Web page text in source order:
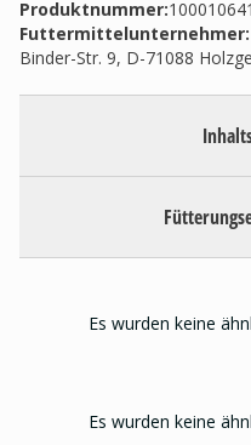
Produktnummer:
Futtermittelunternehmer:
Binder-Str. 9, D-71088
Es wurden keine
Es wurden keine